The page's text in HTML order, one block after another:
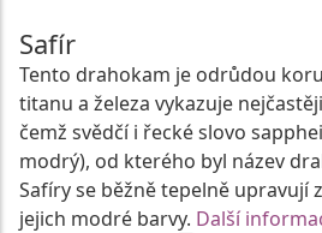
Safír
Tento drahokam je odrůdou
titanu a železa vykazuje
čemž svědčí i řecké slovo
modrý), od kterého byl název
Safíry se běžně tepelně upravují
jejich modré barvy. Další